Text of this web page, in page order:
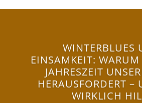
WINTERBLUES
EINSAMKEIT: WARUM
JAHRESZEIT
HERAUSFORDERT –
WIRKLICH